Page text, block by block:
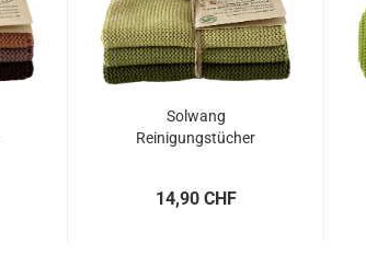
Solwang
Reinigungstücher
14,90 CHF